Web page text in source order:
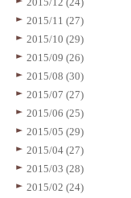
2015/11 (27)
2015/10 (29)
2015/09 (26)
2015/08 (30)
2015/07 (27)
2015/06 (25)
2015/05 (29)
2015/04 (27)
2015/03 (28)
2015/02 (24)